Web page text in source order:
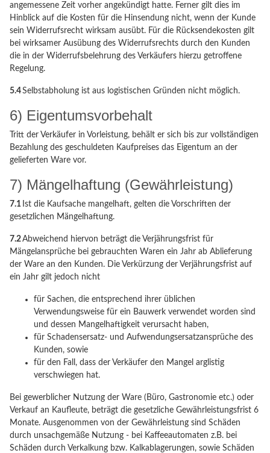
angemessene Zeit vorher angekündigt hatte. Ferner gilt dies im
Hinblick auf die Kosten für die Hinsendung nicht, wenn der Kunde
sein Widerrufsrecht wirksam ausübt. Für die Rücksendekosten gilt
bei wirksamer Ausübung des Widerrufsrechts durch den Kunden
die in der Widerrufsbelehrung des Verkäufers hierzu getroffene
Regelung.
5.4Selbstabholung ist aus logistischen Gründen nicht möglich.
6) Eigentumsvorbehalt
Tritt der Verkäufer in Vorleistung, behält er sich bis zur vollständigen
Bezahlung des geschuldeten Kaufpreises das Eigentum an der
gelieferten Ware vor.
7) Mängelhaftung (Gewährleistung)
7.1 Ist die Kaufsache mangelhaft, gelten die Vorschriften der
gesetzlichen Mängelhaftung.
7.2Abweichend hiervon beträgt die Verjährungsfrist für
Mängelansprüche bei gebrauchten Waren ein Jahr ab Ablieferung
der Ware an den Kunden. Die Verkürzung der Verjährungsfrist auf
ein Jahr gilt jedoch nicht
für Sachen, die entsprechend ihrer üblichen
Verwendungsweise für ein Bauwerk verwendet worden sind
und dessen Mangelhaftigkeit verursacht haben,
für Schadensersatz- und Aufwendungsersatzansprüche des
Kunden, sowie
für den Fall, dass der Verkäufer den Mangel arglistig
verschwiegen hat.
Bei gewerblicher Nutzung der Ware (Büro, Gastronomie etc.) oder
Verkauf an Kaufleute, beträgt die gesetzliche Gewährleistungsfrist 6
Monate. Ausgenommen von der Gewährleistung sind Schäden
durch unsachgemäße Nutzung - bei Kaffeeautomaten z.B. bei
Schäden durch Verkalkung bzw. Kalkablagerungen, sowie Schäden